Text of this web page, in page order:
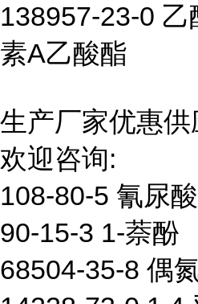
138957-23-0
素A乙酸酯
生产厂家优惠
欢迎咨询:
108-80-5 氰尿酸
90-15-3 1-萘酚
68504-35-8 偶